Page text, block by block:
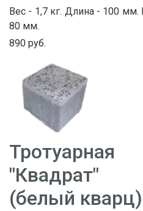
Вес - 1,7 кг. Длина - 100
80 мм.
890 руб.
"Квадрат"
(белый кварц)